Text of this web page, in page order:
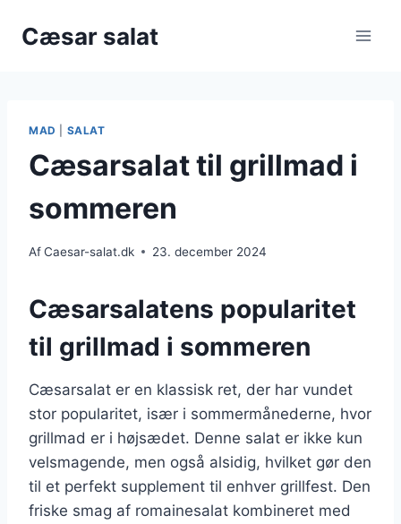
Cæsar salat
MAD SALAT
Cæsarsalat til grillmad i
sommeren
AfCaesar-salat.dk 23. december 2024
Cæsarsalatens popularitet
til grillmad i sommeren
Cæsarsalat er en klassisk ret, der har vundet
stor popularitet, især i sommermånederne, hvor
grillmad er i højsædet. Denne salat er ikke kun
velsmagende, men også alsidig, hvilket gør den
til et perfekt supplement til enhver grillfest. Den
friske smag af romainesalat kombineret med